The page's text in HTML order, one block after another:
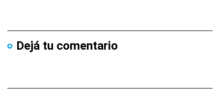
Dejá tu comentario